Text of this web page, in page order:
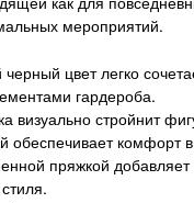
мероприятий.
цвет легко
гардероба.
визуально стройнит
обеспечивает комфорт
пряжкой добавляет